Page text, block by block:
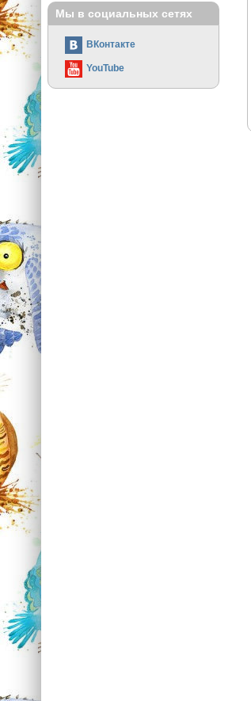
Мы в социальных сетях
ВКонтакте
YouTube